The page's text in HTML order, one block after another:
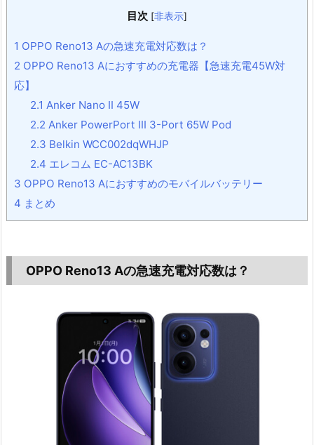
目次 [非表示]
1 OPPO Reno13 Aの急速充電対応数は？
2 OPPO Reno13 Aにおすすめの充電器【急速充電45W対
応】
2.1 Anker Nano II 45W
2.2 Anker PowerPort III 3-Port 65W Pod
2.3 Belkin WCC002dqWHJP
2.4 エレコム EC-AC13BK
3 OPPO Reno13 Aにおすすめのモバイルバッテリー
4 まとめ
OPPO Reno13 Aの急速充電対応数は？